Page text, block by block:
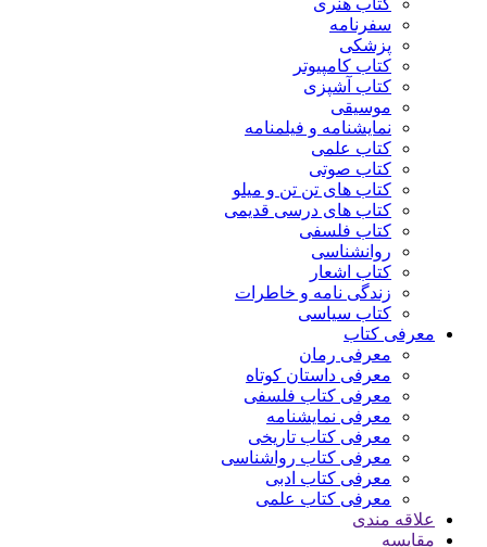
سفرنامه
پزشکی
کتاب کامپیوتر
کتاب آشپزی
موسیقی
نمایشنامه و فیلمنامه
کتاب علمی
کتاب صوتی
کتاب های تن تن و میلو
کتاب های درسی قدیمی
کتاب فلسفی
روانشناسی
کتاب اشعار
زندگی نامه و خاطرات
کتاب سیاسی
معرفی کتاب
معرفی رمان
معرفی داستان کوتاه
معرفی کتاب فلسفی
معرفی نمایشنامه
معرفی کتاب تاریخی
معرفی کتاب رواشناسی
معرفی کتاب ادبی
معرفی کتاب علمی
علاقه مندی
مقایسه